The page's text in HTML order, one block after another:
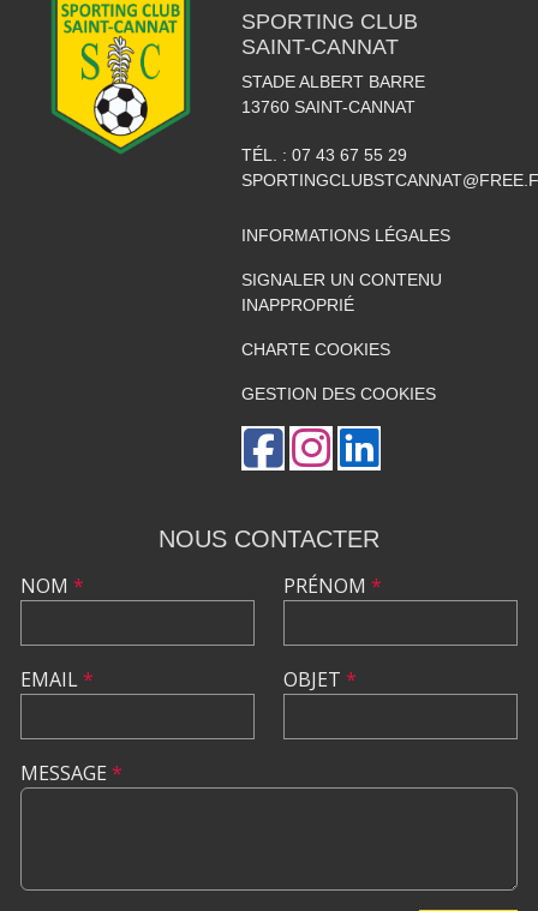
SPORTING CLUB
SAINT-CANNAT
STADE ALBERT BARRE
13760 SAINT-CANNAT
TÉL. : 07 43 67 55 29
INFORMATIONS LÉGALES
SIGNALER UN CONTENU
INAPPROPRIÉ
CHARTE COOKIES
GESTION DES COOKIES
NOUS CONTACTER
NOM *
EMAIL*
PRÉNOM *
OBJET *
MESSAGE *